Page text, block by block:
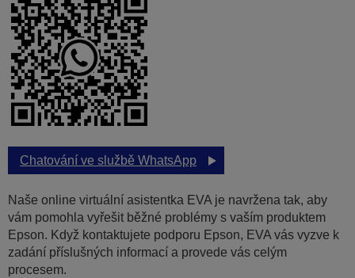
Chatování ve službě WhatsApp
Naše online virtuální asistentka EVA je navržena tak, aby
vám pomohla vyřešit běžné problémy s vaším produktem
Epson. Když kontaktujete podporu Epson, EVA vás vyzve k
zadání příslušných informací a provede vás celým
procesem.